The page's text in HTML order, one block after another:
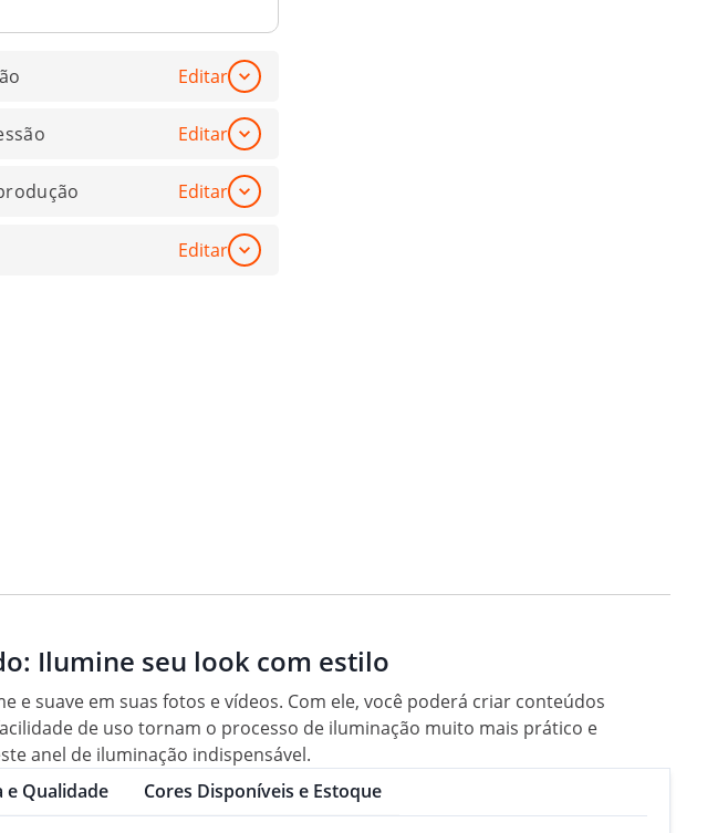
Editar
Editar
Editar
Editar
Ilumine seu look com estilo
suave em suas fotos e vídeos. Com ele, você poderá criar conteúdos
de uso tornam o processo de iluminação muito mais prático e
anel de iluminação indispensável.
e Qualidade Cores Disponíveis e Estoque